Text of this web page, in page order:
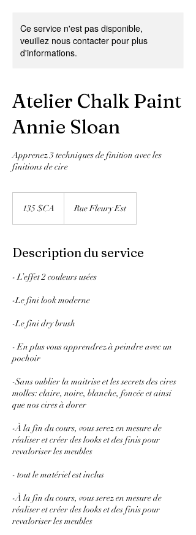
Ce service n'est pas disponible,
veuillez nous contacter pour plus
d'informations.
Atelier Chalk Paint
Annie Sloan
Apprenez 3 techniques de finition avec les
finitions de cire
canadiens
135 $CA Rue Fleury Est
Description du service
- L’effet 2 couleurs usées
-Le fini look moderne
-Le fini dry brush
- En plus vous apprendrez à peindre avec un
pochoir
-Sans oublier la maitrise et les secrets des cires
molles: claire, noire, blanche, foncée et ainsi
que nos cires à dorer
-À la fin du cours, vous serez en mesure de
réaliser et créer des looks et des finis pour
revaloriser les meubles
- tout le matériel est inclus
-À la fin du cours, vous serez en mesure de
réaliser et créer des looks et des finis pour
revaloriser les meubles